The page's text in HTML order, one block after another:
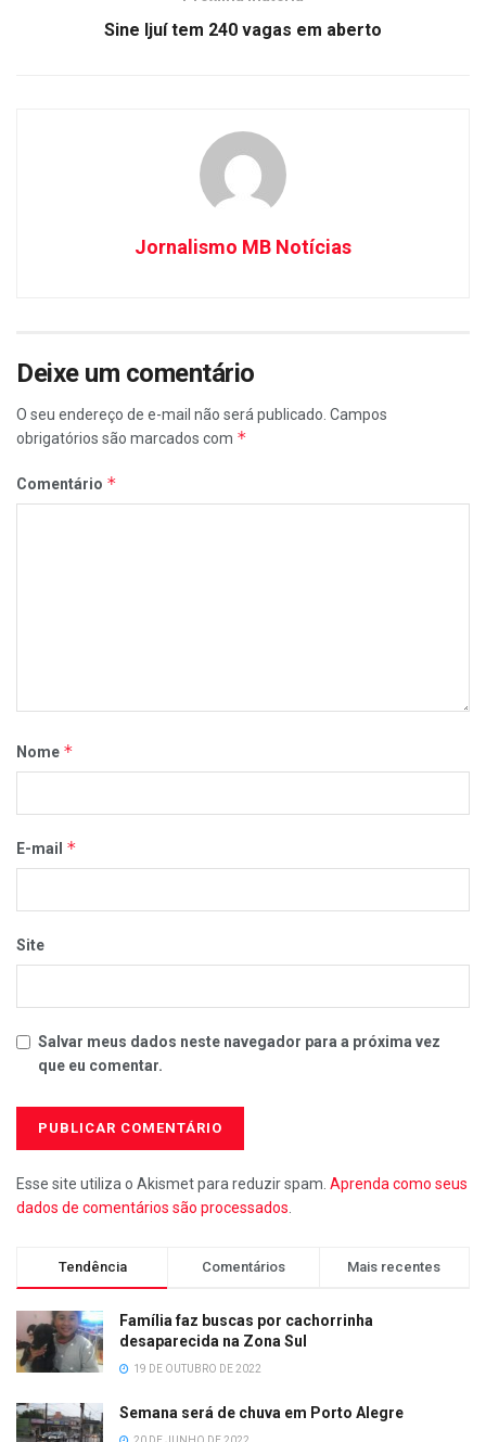
Sine Ijuí tem 240 vagas em aberto
Jornalismo MB Notícias
Deixe um comentário
O seu endereço de e-mail não será publicado. Campos
obrigatórios são marcados com *
Comentário *
Nome *
E-mail *
Site
Salvar meus dados neste navegador para a próxima vez
que eu comentar.
Esse site utiliza o Akismet para reduzir spam. Aprenda como seus
dados de comentários são processados.
Tendência Comentários Mais recentes
Família faz buscas por cachorrinha
desaparecida na Zona Sul
19 DE OUTUBRO DE 2022
Semana será de chuva em Porto Alegre